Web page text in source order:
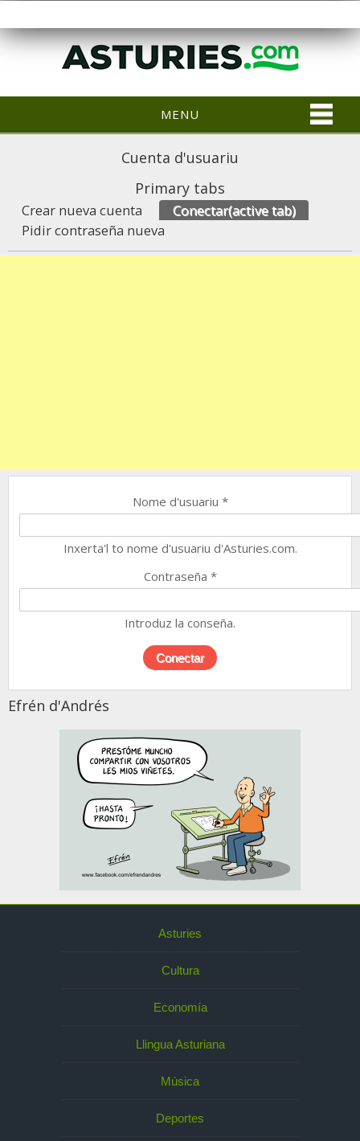
MENU
Cuenta d'usuariu
Primary tabs
Crear nueva cuenta Conectar(active tab)
Pidir contraseña nueva
Nome d'usuariu *
Inxerta'l to nome d'usuariu d'Asturies.com.
Contraseña *
Introduz la conseña.
Efrén d'Andrés
Asturies
Cultura
Economía
Llingua Asturiana
Música
Deportes